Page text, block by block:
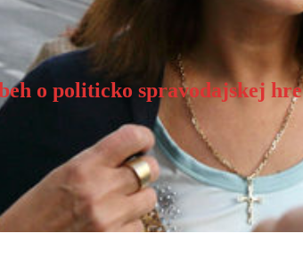
o politicko spravodajskej hre